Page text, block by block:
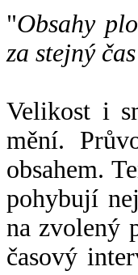
"Obsahy
za stejný
Velikost i
mění.
obsahem.
pohybují
na zvolený
časový